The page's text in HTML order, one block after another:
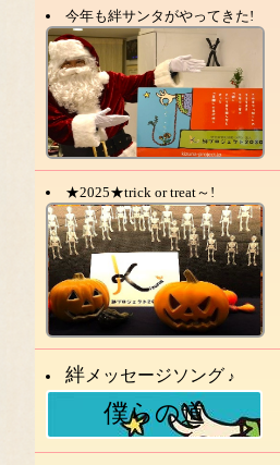
今年も絆サンタがやってきた!
★2025★trick or treat～!
絆 メッセージソング ♪
僕らの道